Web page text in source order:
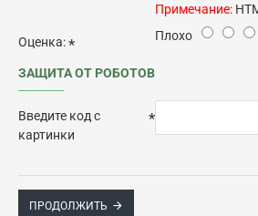
Примечание:
Оценка: Плохо
ЗАЩИТА ОТ РОБОТОВ
Введите код с
картинки
ПРОДОЛЖИТЬ